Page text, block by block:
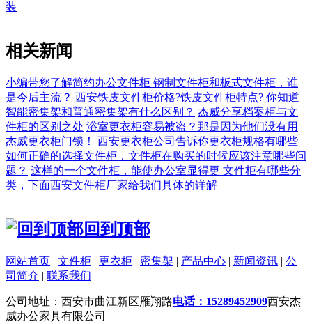
装
相关新闻
小编带您了解简约办公文件柜 钢制文件柜和板式文件柜，谁
是今后主流？ 西安铁皮文件柜价格?铁皮文件柜特点? 你知道
智能密集架和普通密集架有什么区别？ 杰威分享档案柜与文
件柜的区别之处 浴室更衣柜容易被盗？那是因为他们没有用
杰威更衣柜门锁！
西安更衣柜公司告诉你更衣柜规格有哪些
如何正确的选择文件柜，文件柜在购买的时候应该注意哪些问
题？ 这样的一个文件柜，能使办公室显得更 文件柜有哪些分
类，下面西安文件柜厂家给我们具体的详解_
回到顶部
网站首页 | 文件柜 | 更衣柜 | 密集架 | 产品中心 | 新闻资讯 | 公
司简介 | 联系我们
公司地址：西安市曲江新区雁翔路电话：15289452909西安杰
威办公家具有限公司